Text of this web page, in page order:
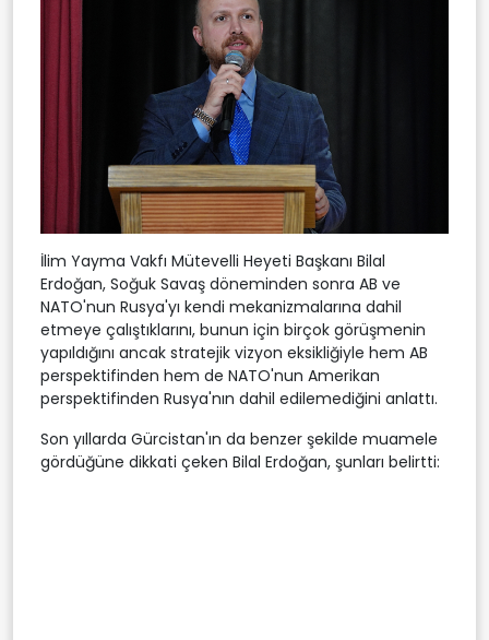
İlim Yayma Vakfı Mütevelli Heyeti Başkanı Bilal
Erdoğan, Soğuk Savaş döneminden sonra AB ve
NATO'nun Rusya'yı kendi mekanizmalarına dahil
etmeye çalıştıklarını, bunun için birçok görüşmenin
yapıldığını ancak stratejik vizyon eksikliğiyle hem AB
perspektifinden hem de NATO'nun Amerikan
perspektifinden Rusya'nın dahil edilemediğini anlattı.
Son yıllarda Gürcistan'ın da benzer şekilde muamele
gördüğüne dikkati çeken Bilal Erdoğan, şunları belirtti: